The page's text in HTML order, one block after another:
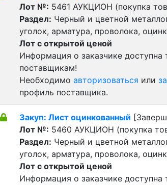
Лот №: 5461 АУКЦИОН (покупка
Раздел: Черный и цветной
уголок, арматура, проволока,
Лот с открытой ценой
Информация о заказчике доступна
поставщикам!
Необходимо авторизоваться или
профиль поставщика.
Закуп: Лист оцинкованный
Лот №: 5460 АУКЦИОН (покупка
Раздел: Черный и цветной
уголок, арматура, проволока,
Лот с открытой ценой
Информация о заказчике доступна